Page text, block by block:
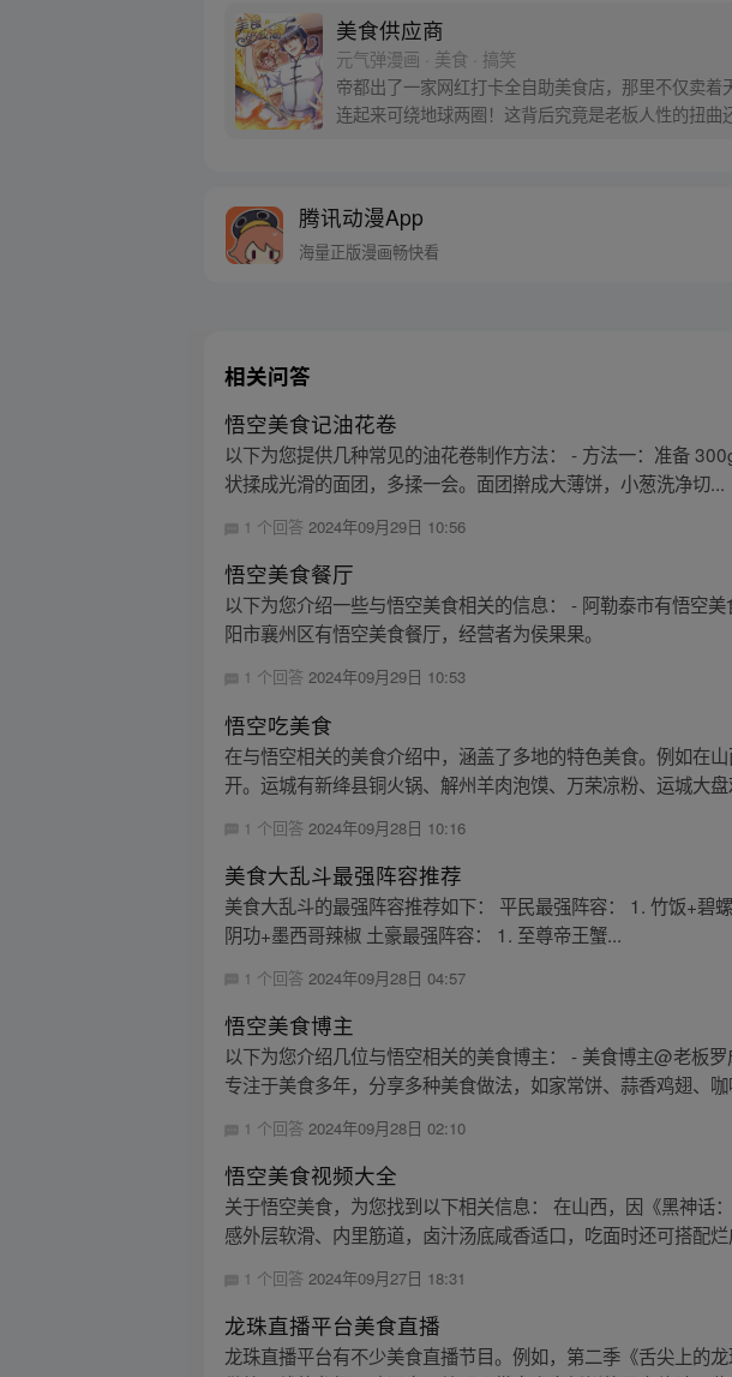
美食供应商
元气弹漫画 · 美食 · 搞笑
帝都出了一家网红打卡全自助美食店，那里不仅卖
连起来可绕地球两圈！这背后究竟是老板人性的扭
腾讯动漫App
海量正版漫画畅快看
相关问答
悟空美食记油花卷
以下为您提供几种常见的油花卷制作方法： - 方法一：准备
状揉成光滑的面团，多揉一会。面团擀成大薄饼，小葱洗净切...
1 个回答2024年09月29日 10:56
悟空美食餐厅
以下为您介绍一些与悟空美食相关的信息： - 阿勒泰市有悟空
阳市襄州区有悟空美食餐厅，经营者为侯果果。
1 个回答2024年09月29日 10:53
悟空吃美食
在与悟空相关的美食介绍中，涵盖了多地的特色美食。例如在
开。运城有新绛县铜火锅、解州羊肉泡馍、万荣凉粉、运城大
1 个回答 2024年09月28日 10:16
美食大乱斗最强阵容推荐
美食大乱斗的最强阵容推荐如下： 平民最强阵容： 1. 竹饭+
阴功+墨西哥辣椒 土豪最强阵容： 1. 至尊帝王蟹...
1 个回答 2024年09月28日 04:57
悟空美食博主
以下为您介绍几位与悟空相关的美食博主： - 美食博主@老板
专注于美食多年，分享多种美食做法，如家常饼、蒜香鸡翅、咖
1 个回答2024年09月28日 02:10
悟空美食视频大全
关于悟空美食，为您找到以下相关信息： 在山西，因《黑神话
感外层软滑、内里筋道，卤汁汤底咸香适口，吃面时还可搭配
1 个回答2024年09月27日 18:31
龙珠直播平台美食直播
龙珠直播平台有不少美食直播节目。例如，第二季《舌尖上的